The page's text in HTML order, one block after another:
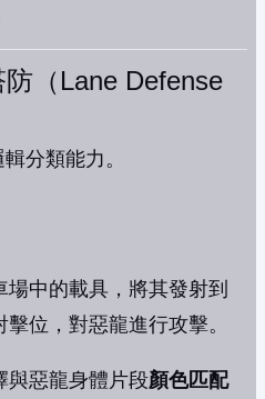
（Lane Defense
分類能力。
場中的載具，將其發射到
擊位，對惡龍進行攻擊。
與惡龍身體片段顏色匹配